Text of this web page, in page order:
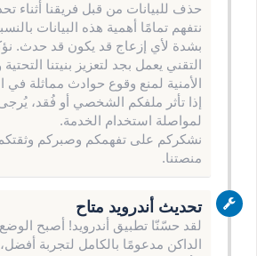
حذف للبيانات من قبل فريقنا أثناء
نتفهم تمامًا أهمية هذه البيانات
بشدة لأي إزعاج قد يكون قد حدث.
التقني يعمل بجد لتعزيز بنيتنا
الأمنية لمنع وقوع حوادث مماثلة في
إذا تأثر ملفكم الشخصي أو فُقد،
لمواصلة استخدام الخدمة.
نشكركم على تفهمكم وصبركم
منصتنا.
تحديث أندرويد متاح
لقد حسّنّا تطبيق أندرويد! أصبح الوضع
الداكن مدعومًا بالكامل لتجربة